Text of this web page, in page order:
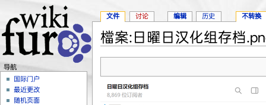
檔案:日曜日汉化组存档
文件 讨论 编辑 历史 不转换
导航
国际门户
最近更改
随机页面